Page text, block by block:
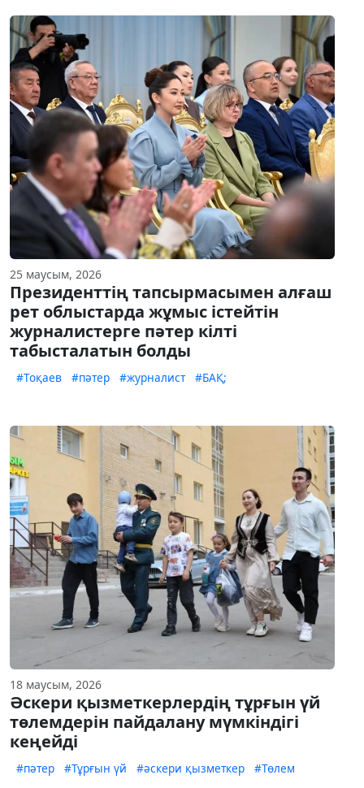
25 маусым, 2026
Президенттің тапсырмасымен алғаш
рет облыстарда жұмыс істейтін
журналистерге пәтер кілті
табысталатын болды
#Тоқаев #пәтер #журналист #БАҚ;
18 маусым, 2026
Әскери қызметкерлердің тұрғын үй
төлемдерін пайдалану мүмкіндігі
кеңейді
#пәтер #Тұрғын үй #әскери қызметкер #Төлем